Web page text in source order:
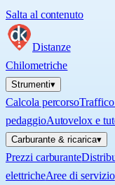
Salta al contenuto
Distanze
Chilometriche
Strumenti▾
Calcola percorso
pedaggioAutovelox e
Carburante & ricarica▾
Prezzi carburante
elettricheAree di servizio